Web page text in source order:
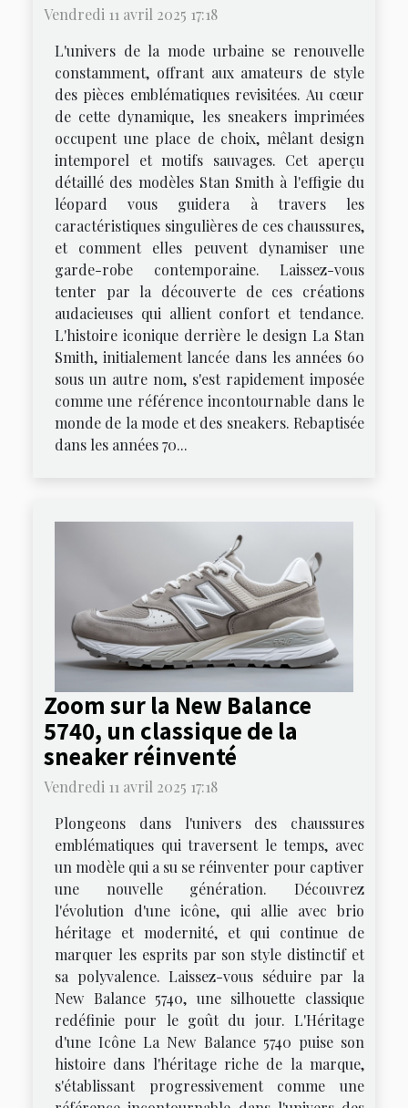
Vendredi 11 avril 2025 17:18
L'univers de la mode urbaine se renouvelle
constamment, offrant aux amateurs de style
des pièces emblématiques revisitées. Au cœur
de cette dynamique, les sneakers imprimées
occupent une place de choix, mêlant design
intemporel et motifs sauvages. Cet aperçu
détaillé des modèles Stan Smith à l'effigie du
léopard vous guidera à travers les
caractéristiques singulières de ces chaussures,
et comment elles peuvent dynamiser une
garde-robe contemporaine. Laissez-vous
tenter par la découverte de ces créations
audacieuses qui allient confort et tendance.
L'histoire iconique derrière le design La Stan
Smith, initialement lancée dans les années 60
sous un autre nom, s'est rapidement imposée
comme une référence incontournable dans le
monde de la mode et des sneakers. Rebaptisée
dans les années 70...
Zoom sur la New Balance
5740, un classique de la
sneaker réinventé
Vendredi 11 avril 2025 17:18
Plongeons dans l'univers des chaussures
emblématiques qui traversent le temps, avec
un modèle qui a su se réinventer pour captiver
une nouvelle génération. Découvrez
l'évolution d'une icône, qui allie avec brio
héritage et modernité, et qui continue de
marquer les esprits par son style distinctif et
sa polyvalence. Laissez-vous séduire par la
New Balance 5740, une silhouette classique
redéfinie pour le goût du jour. L'Héritage
d'une Icône La New Balance 5740 puise son
histoire dans l'héritage riche de la marque,
s'établissant progressivement comme une